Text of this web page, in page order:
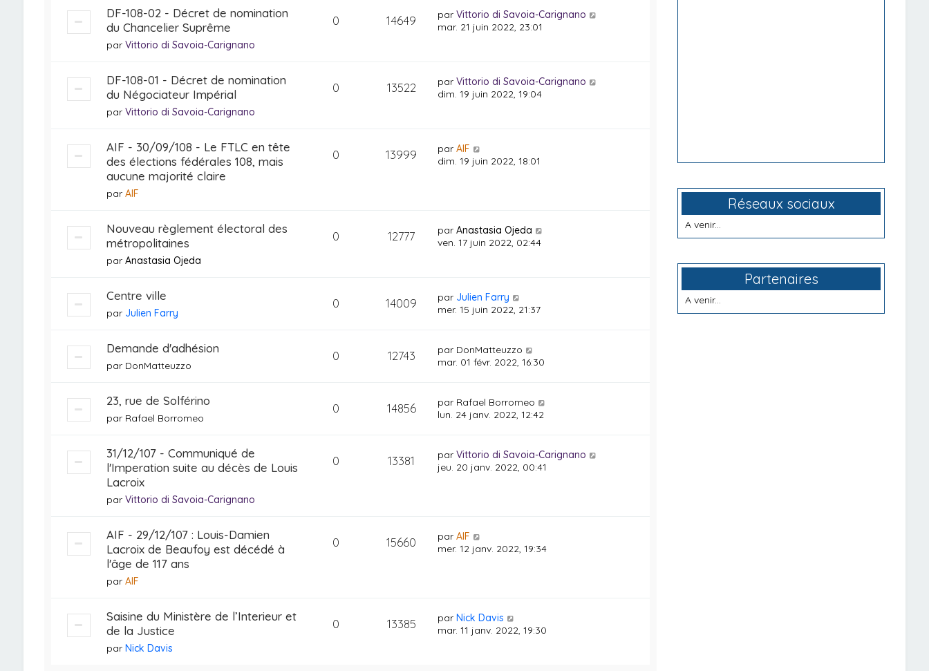
DF-108-02 - Décret de nomination
du Chancelier Suprême
par Vittorio di Savoia-Carignano
0 14649 parVittorio di Savoia-Carignano
mar. 21 juin 2022, 23:01
DF-108-01 - Décret de nomination
du Négociateur Impérial
par Vittorio di Savoia-Carignano
0 13522 parVittorio di Savoia-Carignano
dim. 19 juin 2022, 19:04
AIF - 30/09/108 - Le FTLC en tête
des élections fédérales 108, mais
aucune majorité claire
par AIF
0 13999 parAIF
dim. 19 juin 2022, 18:01
Nouveau règlement électoral des
métropolitaines
par Anastasia Ojeda
0 12777 parAnastasia Ojeda
ven. 17 juin 2022, 02:44
Centre ville
par Julien Farry
0 14009 par Julien Farry
mer. 15 juin 2022, 21:37
Demande d'adhésion
par DonMatteuzzo
0 12743 par DonMatteuzzo
mar. 01 févr. 2022, 16:30
23, rue de Solférino
par Rafael Borromeo
0 14856 par Rafael Borromeo
lun. 24 janv. 2022, 12:42
31/12/107 - Communiqué de
l'Imperation suite au décès de Louis
Lacroix
par Vittorio di Savoia-Carignano
0 13381 parVittorio di Savoia-Carignano
jeu. 20 janv. 2022, 00:41
AIF - 29/12/107 : Louis-Damien
Lacroix de Beaufoy est décédé à
l'âge de 117 ans
par AIF
0 15660 parAIF
mer. 12 janv. 2022, 19:34
Saisine du Ministère de l’Interieur et
de la Justice
par Nick Davis
0 13385 parNick Davis
mar. 11 janv. 2022, 19:30
Réseaux sociaux
A venir...
Partenaires
A venir...